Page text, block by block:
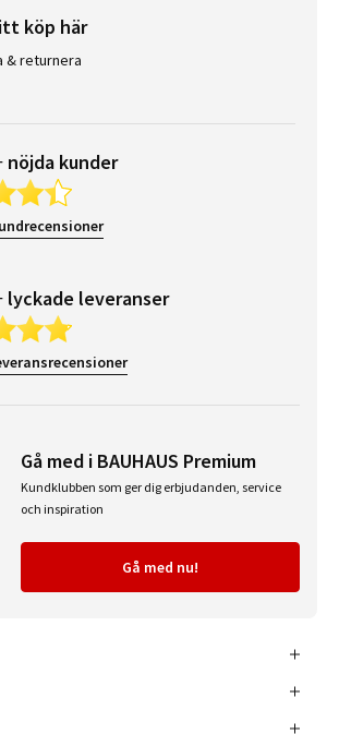
köp här
& returnera
nöjda kunder
lyckade leveranser
Gå med i BAUHAUS Premium
Kundklubben som ger dig erbjudanden, service
och inspiration
Gå med nu!